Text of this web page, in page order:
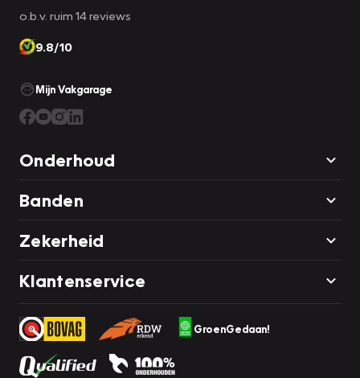
o.b.v. ruim 14 reviews
9.8/10
Mijn Vakgarage
Onderhoud
Banden
Zekerheid
Klantenservice
GroenGedaan!